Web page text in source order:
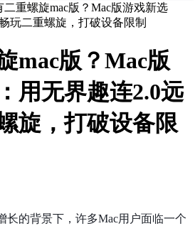
二重螺旋mac版？Mac版游戏新选
玩二重螺旋，打破设备限制
mac版？Mac版
用无界趣连2.0远
旋，打破设备限
长的背景下，许多Mac用户面临一个